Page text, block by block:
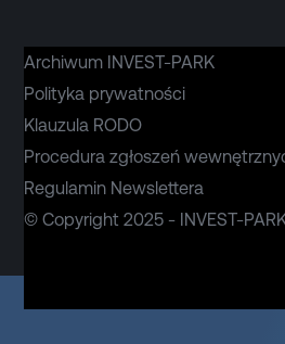
© Copyright 2025 - INVEST-
Archiwum INVEST-PARK
Polityka prywatności
Klauzula RODO
Procedura zgłoszeń
Regulamin Newslettera